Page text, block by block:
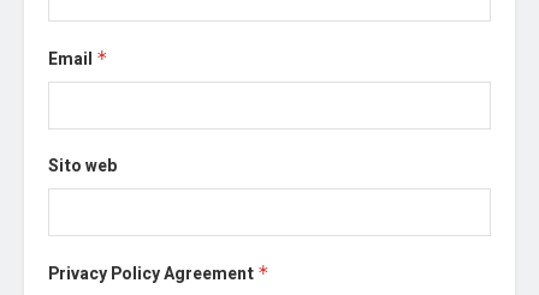
Email *
Sito web
Privacy Policy Agreement *